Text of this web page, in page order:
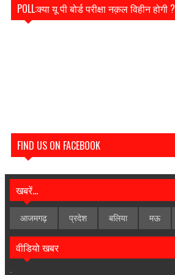
POLL:क्या यू पी बोर्ड परीक्षा नक़ल विहीन होगी ?
FIND US ON FACEBOOK
खबरें...
आजमगढ़ प्रदेश बलिया मऊ
वीडियो खबर